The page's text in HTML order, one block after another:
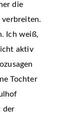
die
verbreiten.
Ich weiß,
aktiv
Tochter
der